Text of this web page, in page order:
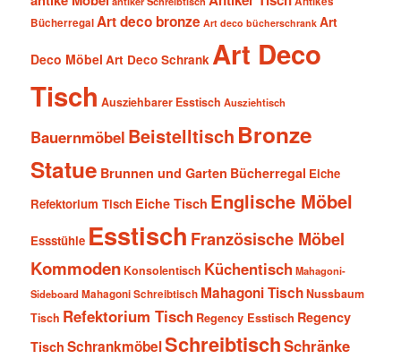
BücherregalArt deco bronze Art deco bücherschrank Art
Deco Möbel Art Deco Schrank Art Deco
Tisch Ausziehbarer Esstisch Ausziehtisch
Bauernmöbel Beistelltisch Bronze
Statue Brunnen und Garten Bücherregal Eiche
Refektorium Tisch Eiche Tisch Englische Möbel
Essstühle Esstisch Französische Möbel
Kommoden Konsolentisch Küchentisch Mahagoni-
SideboardMahagoni Schreibtisch Mahagoni TischNussbaum
Tisch Refektorium Tisch Regency Esstisch Regency
Tisch SchrankmöbelSchreibtischSchränke